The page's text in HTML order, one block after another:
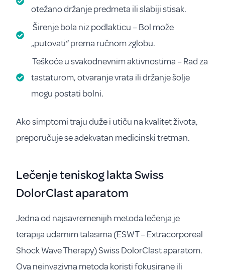
otežano držanje predmeta ili slabiji stisak.
Širenje bola niz podlakticu – Bol može
„putovati“ prema ručnom zglobu.
Teškoće u svakodnevnim aktivnostima – Rad za
tastaturom, otvaranje vrata ili držanje šolje
mogu postati bolni.
Ako simptomi traju duže i utiču na kvalitet života,
preporučuje se adekvatan medicinski tretman.
Lečenje teniskog lakta Swiss
DolorClast aparatom
Jedna od najsavremenijih metoda lečenja je
terapija udarnim talasima (ESWT – Extracorporeal
Shock Wave Therapy) Swiss DolorClast aparatom.
Ova neinvazivna metoda koristi fokusirane ili